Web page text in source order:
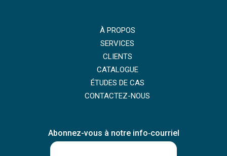
À PROPOS
SERVICES
CLIENTS
CATALOGUE
ÉTUDES DE CAS
CONTACTEZ-NOUS
Abonnez-vous à notre info‑courriel